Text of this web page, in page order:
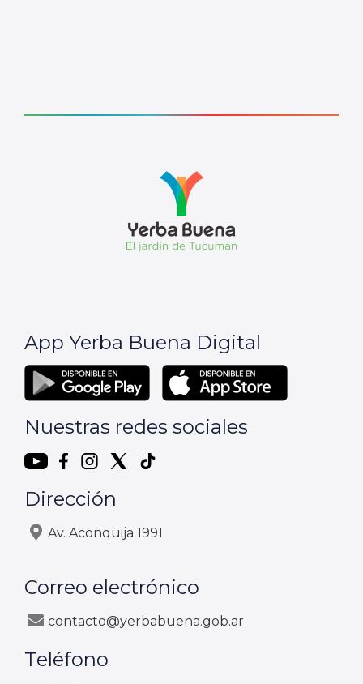
App Yerba Buena Digital
Nuestras redes sociales
Dirección
Av. Aconquija 1991
Correo electrónico
contacto@yerbabuena.gob.ar
Teléfono